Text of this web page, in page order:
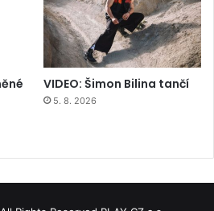
VIDEO: Šimon Bilina tančí
5. 8. 2026